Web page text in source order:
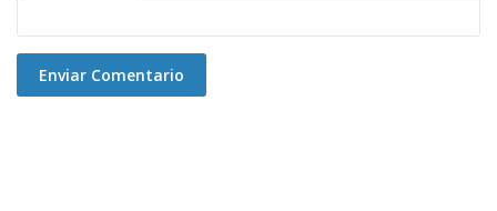
Enviar Comentario